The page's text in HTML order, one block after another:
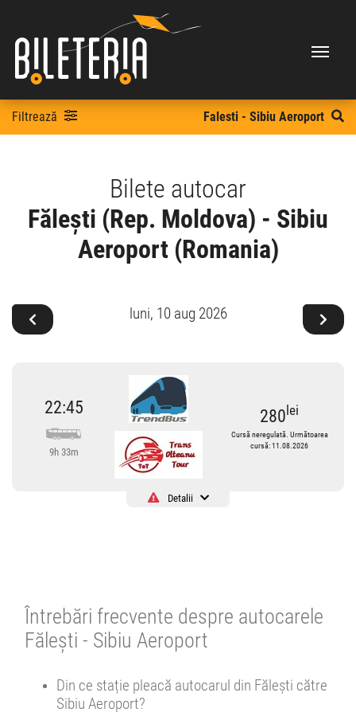
Filtrează Falesti - Sibiu Aeroport
Bilete autocar
Fălești (Rep. Moldova) - Sibiu
Aeroport (Romania)
luni, 10 aug 2026
22:45
9h 33m
280 lei
Cursă neregulată. Următoarea
cursă: 11.08.2026
Detalii
Cursă neregulată. Următoarea cursă: 11.08.2026
Se pot face rezervări cu minim 3 ore înainte de îmbarcare.
Autocar :
Întrebări frecvente despre autocarele
Fălești - Sibiu Aeroport
Din ce stație pleacă autocarul din Fălești către
Sibiu Aeroport?